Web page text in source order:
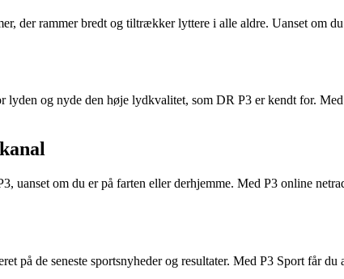
der rammer bredt og tiltrækker lyttere i alle aldre. Uanset om
og nyde den høje lydkvalitet, som DR P3 er kendt for.
uanset om du er på farten eller derhjemme. Med P3 online
på de seneste sportsnyheder og resultater. Med P3 Sport får